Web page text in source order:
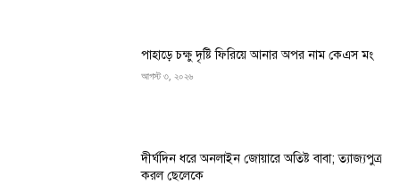
পাহাড়ে চক্ষু দৃষ্টি ফিরিয়ে আনার অপর নাম কেএস মং
আগস্ট ৩, ২০২৬
দীর্ঘদিন ধরে অনলাইন জোয়ারে অতিষ্ট বাবা; ত্যাজ্যপুত্র
করল ছেলেকে